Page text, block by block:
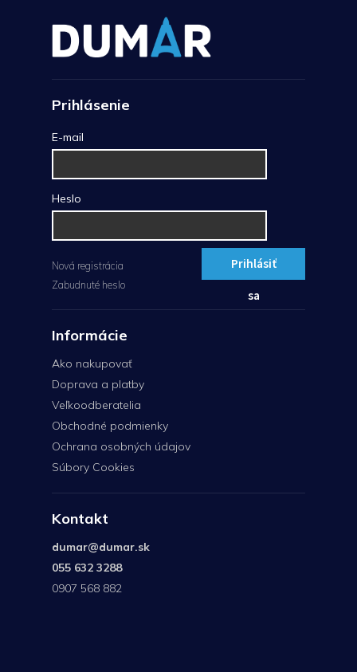
Prihlásenie
E-mail
Heslo
Prihlásiť
sa
Nová registrácia
Zabudnuté heslo
Informácie
Ako nakupovať
Doprava a platby
Veľkoodberatelia
Obchodné podmienky
Ochrana osobných údajov
Súbory Cookies
Kontakt
dumar@dumar.sk
055 632 3288
0907 568 882